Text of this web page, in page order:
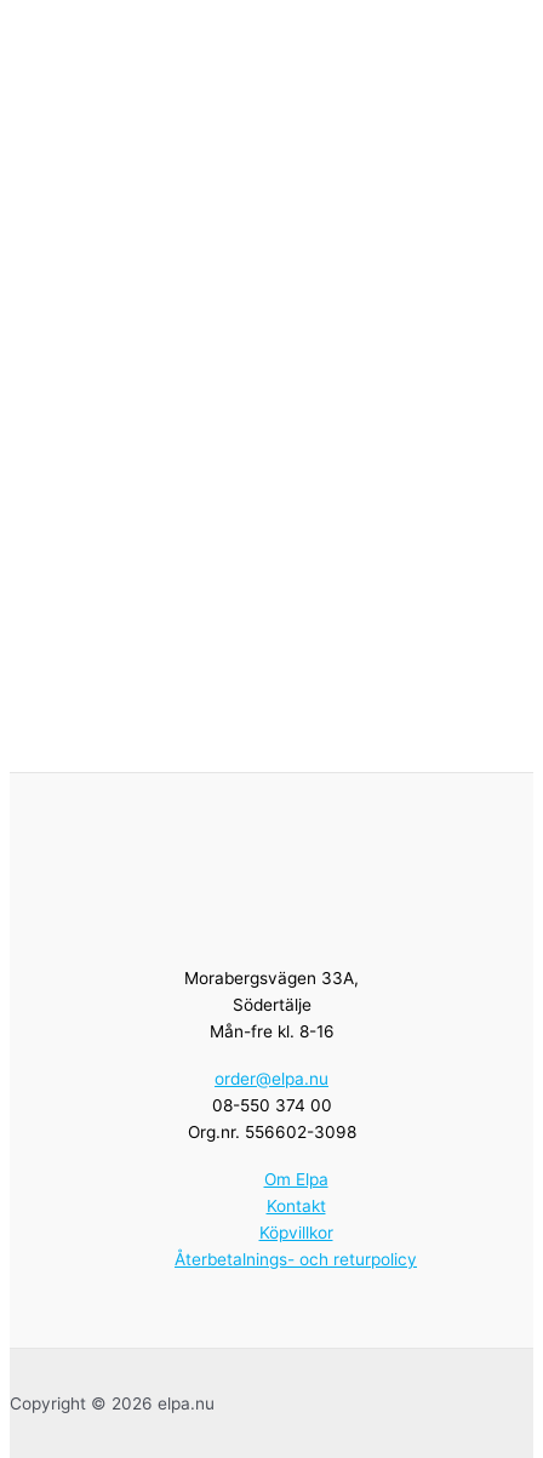
Morabergsvägen 33A,
Södertälje
Mån-fre kl. 8-16
order@elpa.nu
08-550 374 00
Org.nr. 556602-3098
Om Elpa
Kontakt
Köpvillkor
Återbetalnings- och returpolicy
Copyright © 2026 elpa.nu